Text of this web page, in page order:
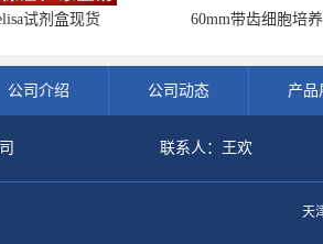
试剂盒现货 60mm带齿细胞培
公司介绍 公司动态 产品
联系人：王欢
天